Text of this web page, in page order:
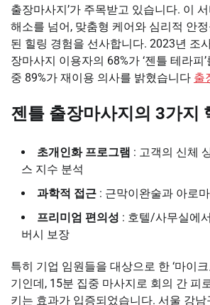
출장마사지’가 주목받고 있습니다. 이
해소를 넘어, 맞춤형 케어와 심리적 안
된 힐링 경험을 선사합니다. 2023년 조
장마사지 이용자의 68%가 ‘젠틀 테라피
중 89%가 재이용 의사를 밝혔습니다 출
젠틀 출장마사지의 3가지
초개인화 프로그램 : 고객의 신체
스 지수 분석
과학적 접근 : 근막이완술과 아로
프리미엄 편의성 : 호텔/사무실에
버시 보장
특히 기업 임원들을 대상으로 한 ‘마이
기인데, 15분 집중 마사지로 회의 간 피
키는 효과가 입증되었습니다. 서울 강